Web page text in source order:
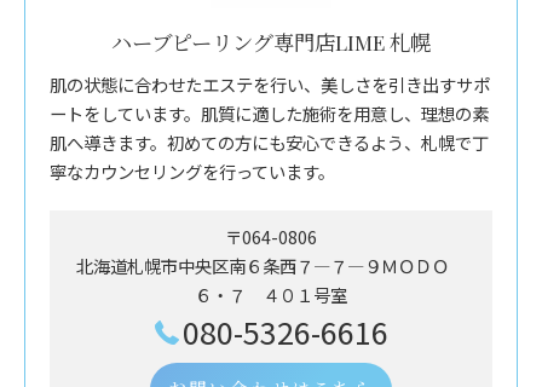
ハーブピーリング専門店LIME 札幌
肌の状態に合わせたエステを行い、美しさを引き出すサポ
ートをしています。肌質に適した施術を用意し、理想の素
肌へ導きます。初めての方にも安心できるよう、札幌で丁
寧なカウンセリングを行っています。
〒064-0806
北海道札幌市中央区南６条西７―７―９ＭＯＤＯ
６・７ ４０１号室
080-5326-6616